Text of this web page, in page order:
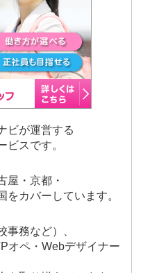
ビが運営する
ビスです。
屋・京都・
をカバーしています。
事務など）、
オペ・Webデザイナー